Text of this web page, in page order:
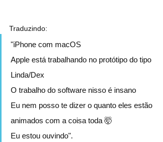
Traduzindo:
"iPhone com macOS
Apple está trabalhando no protótipo do tipo
Linda/Dex
O trabalho do software nisso é insano
Eu nem posso te dizer o quanto eles estão
animados com a coisa toda 🤯
Eu estou ouvindo".